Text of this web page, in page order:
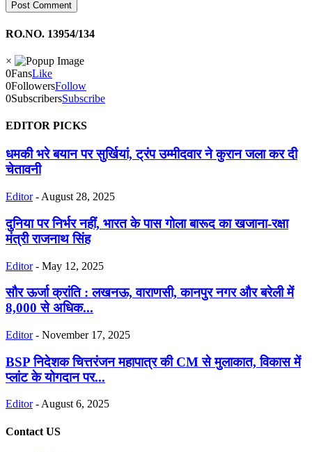
RO.NO. 13954/134
×
0FansLike
0FollowersFollow
0SubscribersSubscribe
EDITOR PICKS
धमकी भरे बयान पर सुर्खियां, ट्रंप उम्मीदवार ने कुरान जला कर दी
चेतावनी
Editor - August 28, 2025
दुनिया पर निर्भर नहीं, भारत के पास गोला बारूद का खजाना-रक्षा
मंत्री राजनाथ सिंह
Editor - May 12, 2025
सौर ऊर्जा क्रांति : लखनऊ, वाराणसी, कानपुर नगर और बरेली में
8,000 से अधिक...
Editor - November 17, 2025
BSP निदेशक चित्तरंजन महापात्र की CM से मुलाकात, विकास में
प्लांट के योगदान पर...
Editor -August 6, 2025
Contact US